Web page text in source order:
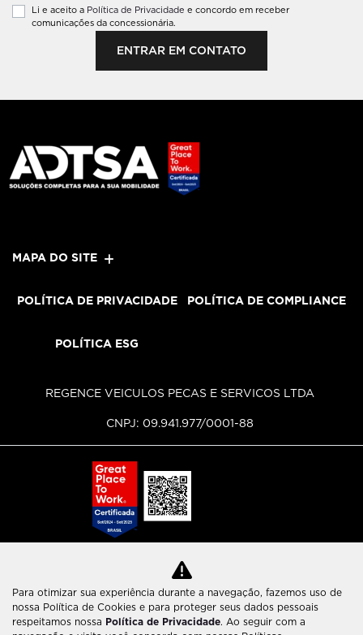
Li e aceito a Política de Privacidade e concordo em receber
comunicações da concessionária.
ENTRAR EM CONTATO
MAPA DO SITE
POLÍTICA DE PRIVACIDADE POLÍTICA DE COMPLIANCE
POLÍTICA ESG
REGENCE VEICULOS PECAS E SERVICOS LTDA
CNPJ: 09.941.977/0001-88
No trânsito, enxergar o outro salva vidas.
Para otimizar sua experiência durante a navegação, fazemos uso de
nossa Política de Cookies e para proteger seus dados pessoais
respeitamos nossa Política de Privacidade. Ao seguir com a